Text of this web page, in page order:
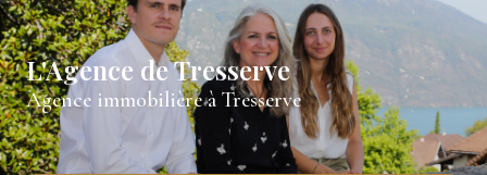
acheter
vendre
estimer
L'Agence de Tresserve
Agence immobilière à Tresserve